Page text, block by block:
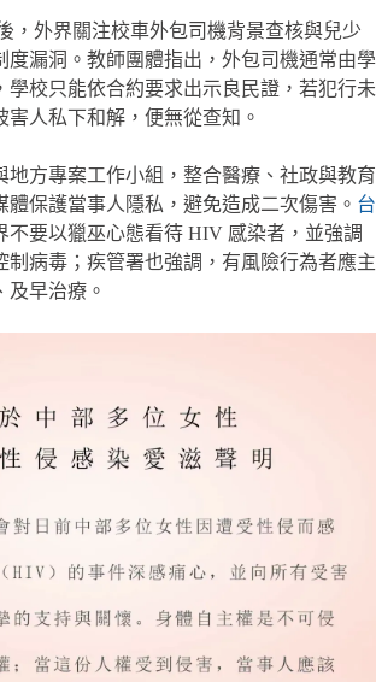
，外界關注校車外包司機背景查核與兒少
度漏洞。教師團體指出，外包司機通常由學
學校只能依合約要求出示良民證，若犯行未
害人私下和解，便無從查知。
地方專案工作小組，整合醫療、社政與教育
體保護當事人隱私，避免造成二次傷害。 台
不要以獵巫心態看待 HIV 感染者，並強調
制病毒；疾管署也強調，有風險行為者應主
及早治療。